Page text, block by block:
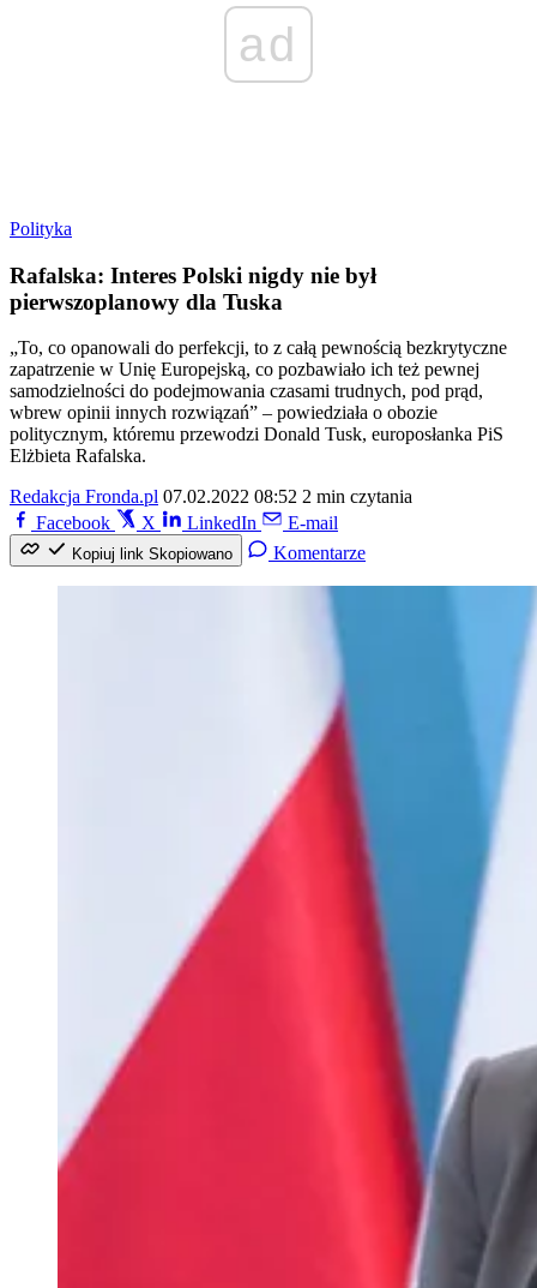
ad
Polityka
Rafalska: Interes Polski nigdy nie był
pierwszoplanowy dla Tuska
„To, co opanowali do perfekcji, to z całą pewnością bezkrytyczne
zapatrzenie w Unię Europejską, co pozbawiało ich też pewnej
samodzielności do podejmowania czasami trudnych, pod prąd,
wbrew opinii innych rozwiązań” – powiedziała o obozie
politycznym, któremu przewodzi Donald Tusk, europosłanka PiS
Elżbieta Rafalska.
Redakcja Fronda.pl 07.02.2022 08:52 2 min czytania
Facebook
X LinkedIn E-mail
Kopiuj link Skopiowano Komentarze